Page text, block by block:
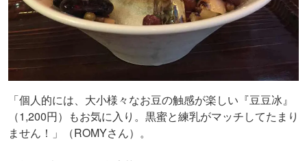
「個人的には、大小様々なお豆の触感が楽しい『豆豆冰』
（1,200円）もお気に入り。黒蜜と練乳がマッチしてたまり
ません！」（ROMYさん）。